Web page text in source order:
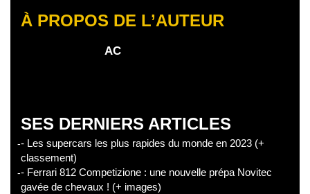
À PROPOS DE L’AUTEUR
AC
SES DERNIERS ARTICLES
- Les supercars les plus rapides du monde en 2023 (+
classement)
- Ferrari 812 Competizione : une nouvelle prépa Novitec
gavée de chevaux ! (+ images)